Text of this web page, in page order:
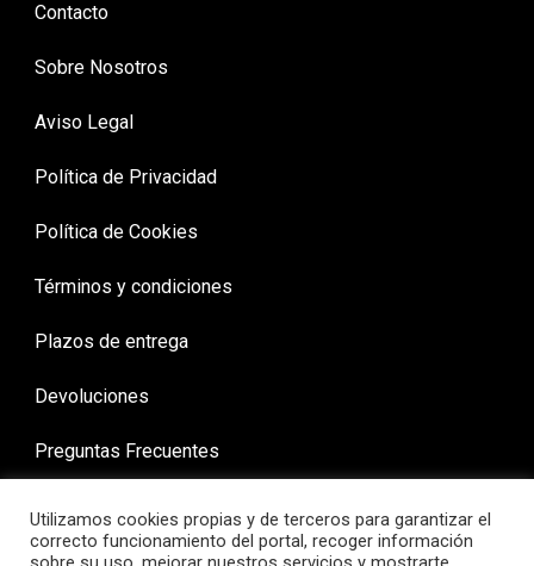
Contacto
Sobre Nosotros
Aviso Legal
Política de Privacidad
Política de Cookies
Términos y condiciones
Plazos de entrega
Devoluciones
Preguntas Frecuentes
Utilizamos cookies propias y de terceros para garantizar el
correcto funcionamiento del portal, recoger información